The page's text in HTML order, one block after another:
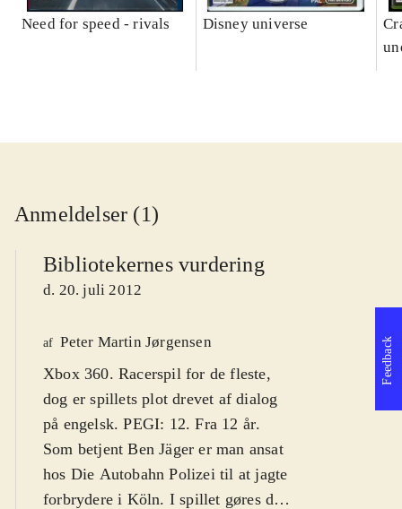
Need for speed - rivals Disney universe
Anmeldelser (1)
Bibliotekernes vurdering
d. 20. juli 2012
af Peter Martin Jørgensen
Xbox 360. Racerspil for de fleste,
dog er spillets plot drevet af dialog
på engelsk. PEGI: 12. Fra 12 år.
Som betjent Ben Jäger er man ansat
hos Die Autobahn Polizei til at jagte
forbrydere i Köln. I spillet gøres det
Feedback